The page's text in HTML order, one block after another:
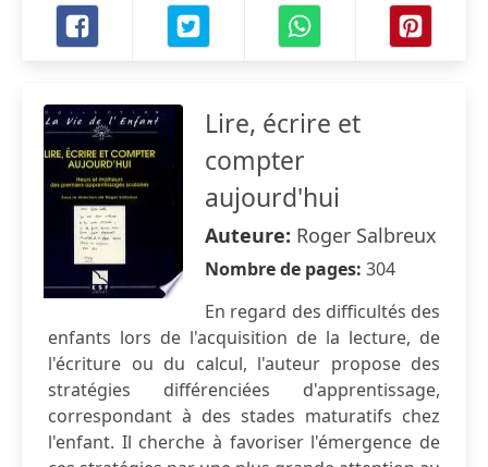
Lire, écrire et
compter
aujourd'hui
Auteure: Roger Salbreux
Nombre de pages: 304
En regard des difficultés des
enfants lors de l'acquisition de la lecture, de
l'écriture ou du calcul, l'auteur propose des
stratégies différenciées d'apprentissage,
correspondant à des stades maturatifs chez
l'enfant. Il cherche à favoriser l'émergence de